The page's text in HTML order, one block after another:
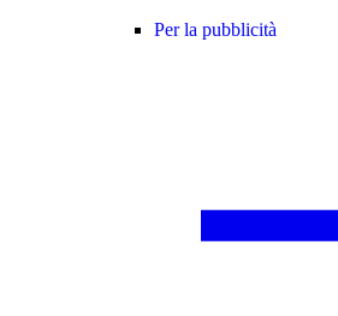
Per la pubblicità